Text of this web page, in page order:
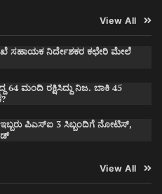
View All
ಸಹಾಯಕ ನಿರ್ದೇಶಕರ ಕಛೇರಿ ಮೇಲೆ
64 ಮಂದಿ ರಕ್ಷಿಸಿದ್ದು ನಿಜ. ಬಾಕಿ 45
ಇಬ್ಬರು ಪಿಎಸ್ಐ 3 ಸಿಬ್ಬಂದಿಗೆ ನೋಟಿಸ್,
View All